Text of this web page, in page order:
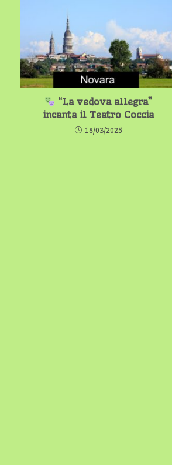
“La vedova allegra”
incanta il Teatro Coccia
18/03/2025